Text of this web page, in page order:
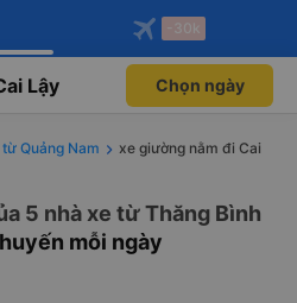
ngay!
viên độc
Mở app
đặt vé máy bay qua
Mở app
-30k
Lậy Chọn ngày
Quảng Nam
xe giường nằm đi Cai
5 nhà xe từ Thăng Bình
mỗi ngày